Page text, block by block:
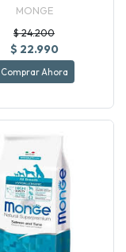
MONGE
$ 24.200
$ 22.990
Comprar Ahora